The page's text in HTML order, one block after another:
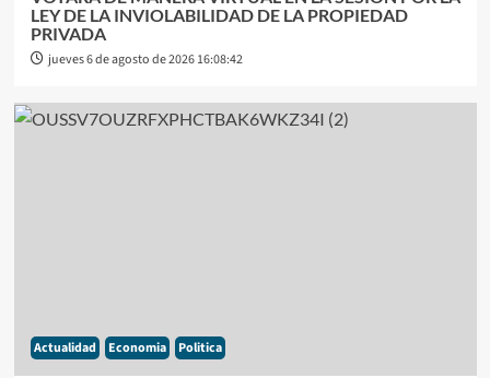
LEY DE LA INVIOLABILIDAD DE LA PROPIEDAD
PRIVADA
jueves 6 de agosto de 2026 16:08:42
Actualidad Economia Politica